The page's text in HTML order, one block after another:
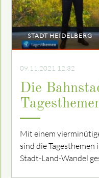
STADT HEIDELBERG
09.11.2021 12:32
Die
Mit einem
sind die Tagesthemen
Stadt-Land-Wandel